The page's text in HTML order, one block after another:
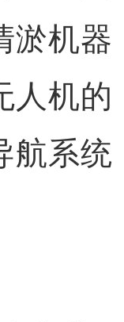
淤机器
人机的
航系统